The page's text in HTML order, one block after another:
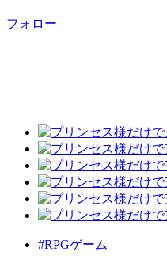
フォロー
#RPGゲーム